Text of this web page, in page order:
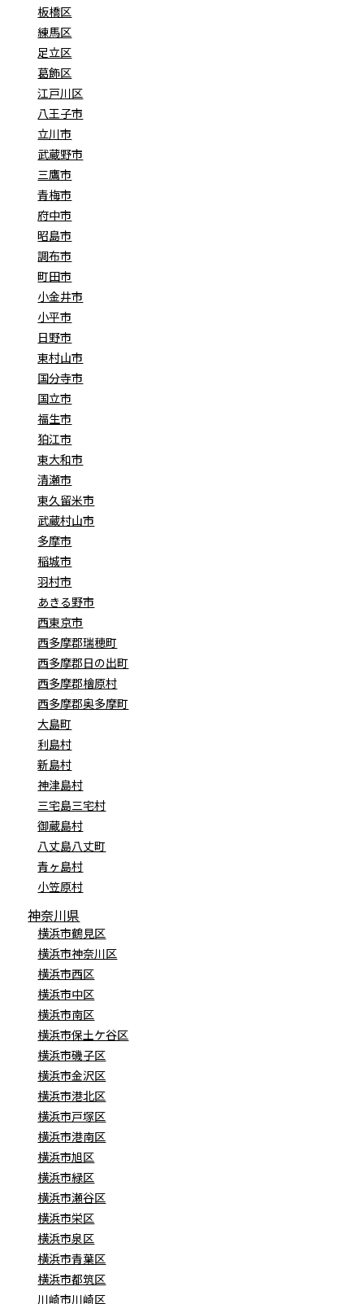
板橋区
練馬区
足立区
葛飾区
江戸川区
八王子市
立川市
武蔵野市
三鷹市
青梅市
府中市
昭島市
調布市
町田市
小金井市
小平市
日野市
東村山市
国分寺市
国立市
福生市
狛江市
東大和市
清瀬市
東久留米市
武蔵村山市
多摩市
稲城市
羽村市
あきる野市
西東京市
西多摩郡瑞穂町
西多摩郡日の出町
西多摩郡檜原村
西多摩郡奥多摩町
大島町
利島村
新島村
神津島村
三宅島三宅村
御蔵島村
八丈島八丈町
青ヶ島村
小笠原村
神奈川県
横浜市鶴見区
横浜市神奈川区
横浜市西区
横浜市中区
横浜市南区
横浜市保土ケ谷区
横浜市磯子区
横浜市金沢区
横浜市港北区
横浜市戸塚区
横浜市港南区
横浜市旭区
横浜市緑区
横浜市瀬谷区
横浜市栄区
横浜市泉区
横浜市青葉区
横浜市都筑区
川崎市川崎区